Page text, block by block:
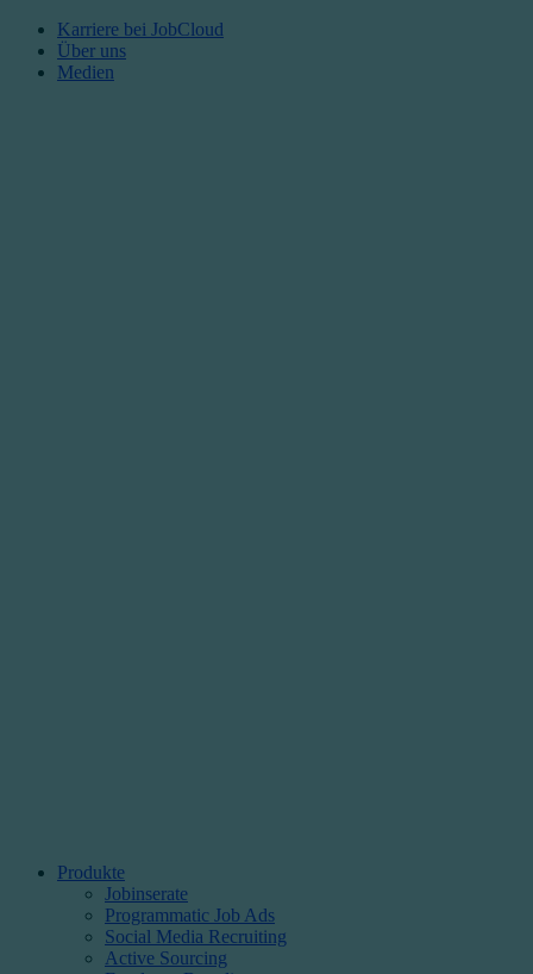
Karriere bei JobCloud​
Über uns
Medien
Produkte
Jobinserate
Programmatic Job Ads
Social Media Recruiting
Active Sourcing